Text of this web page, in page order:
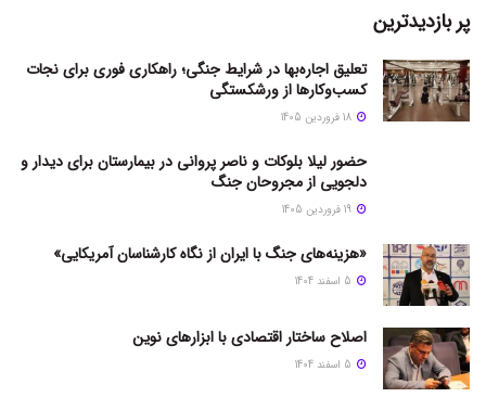
پر بازدیدترین
تعلیق اجاره‌بها در شرایط جنگی؛ راهکاری فوری برای نجات
کسب‌وکارها از ورشکستگی
حضور لیلا بلوکات و ناصر پروانی در بیمارستان برای دیدار و
دلجویی از مجروحان جنگ
«هزینه‌های جنگ با ایران از نگاه کارشناسان آمریکایی»
اصلاح ساختار اقتصادی با ابزارهای نوین